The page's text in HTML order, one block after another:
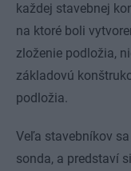
každej stavebnej
na ktoré boli
zloženie podložia,
základovú
podložia.
Veľa stavebníkov
sonda, a predstaví